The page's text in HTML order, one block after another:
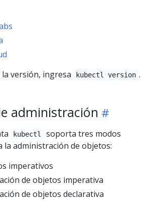
versión, ingresa
kubectl version .
administración
kubectl
soporta tres modos
la administración de objetos:
imperativos
de objetos imperativa
de objetos declarativa